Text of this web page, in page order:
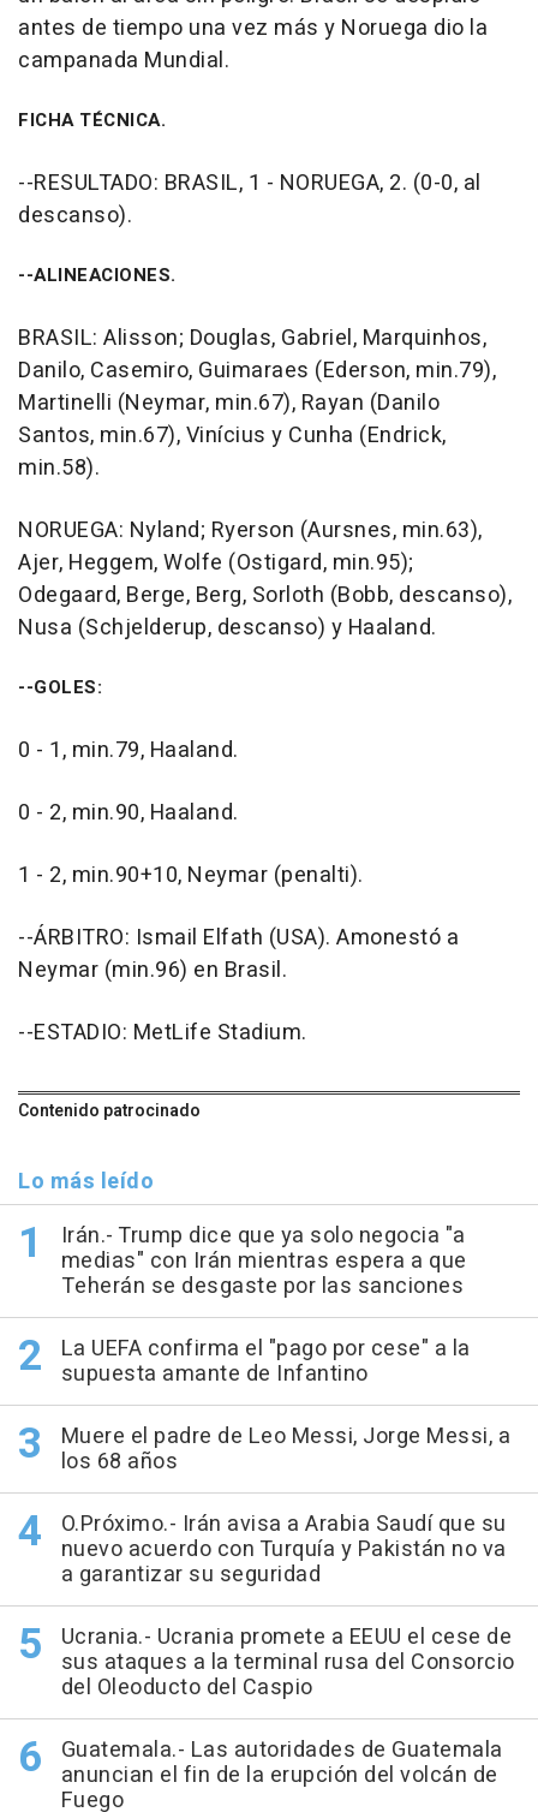
antes de tiempo una vez más y Noruega dio la
campanada Mundial.
FICHA TÉCNICA.
--RESULTADO: BRASIL, 1 - NORUEGA, 2. (0-0, al
descanso).
--ALINEACIONES.
BRASIL: Alisson; Douglas, Gabriel, Marquinhos,
Danilo, Casemiro, Guimaraes (Ederson, min.79),
Martinelli (Neymar, min.67), Rayan (Danilo
Santos, min.67), Vinícius y Cunha (Endrick,
min.58).
NORUEGA: Nyland; Ryerson (Aursnes, min.63),
Ajer, Heggem, Wolfe (Ostigard, min.95);
Odegaard, Berge, Berg, Sorloth (Bobb, descanso),
Nusa (Schjelderup, descanso) y Haaland.
--GOLES:
0 - 1, min.79, Haaland.
0 - 2, min.90, Haaland.
1 - 2, min.90+10, Neymar (penalti).
--ÁRBITRO: Ismail Elfath (USA). Amonestó a
Neymar (min.96) en Brasil.
--ESTADIO: MetLife Stadium.
Contenido patrocinado
Lo más leído
Irán.- Trump dice que ya solo negocia "a
medias" con Irán mientras espera a que
Teherán se desgaste por las sanciones
La UEFA confirma el "pago por cese" a la
supuesta amante de Infantino
Muere el padre de Leo Messi, Jorge Messi, a
los 68 años
O.Próximo.- Irán avisa a Arabia Saudí que su
nuevo acuerdo con Turquía y Pakistán no va
a garantizar su seguridad
Ucrania.- Ucrania promete a EEUU el cese de
sus ataques a la terminal rusa del Consorcio
del Oleoducto del Caspio
Guatemala.- Las autoridades de Guatemala
anuncian el fin de la erupción del volcán de
Fuego